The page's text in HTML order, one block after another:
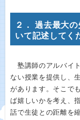
２． 過去最大
いて記述してく
塾講師のアルバイ
ない授業を提供し、
があります。そこで
ば嬉しいかを考え、
話で生徒との距離を